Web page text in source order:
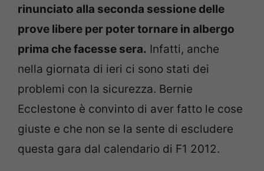
rinunciato alla seconda sessione delle
prove libere per poter tornare in albergo
prima che facesse sera. Infatti, anche
nella giornata di ieri ci sono stati dei
problemi con la sicurezza. Bernie
Ecclestone è convinto di aver fatto le cose
giuste e che non se la sente di escludere
questa gara dal calendario di F1 2012.